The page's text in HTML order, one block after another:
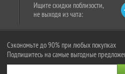
Ищите скидки поблизости,
не выходя из чата:
Сэкономьте до 90% при любых покупках
Подпишитесь на самые выгодные